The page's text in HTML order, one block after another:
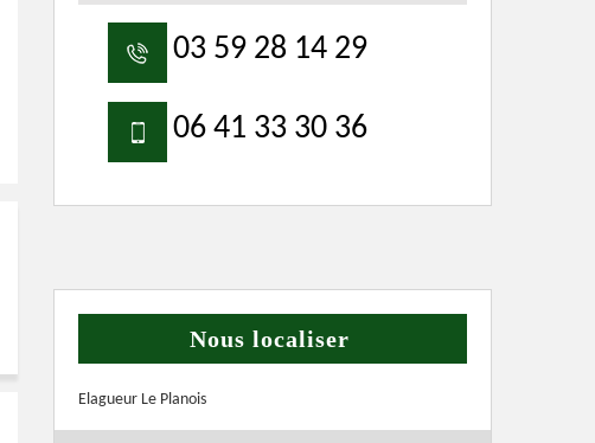
03 59 28 14 29
06 41 33 30 36
Nous localiser
Elagueur Le Planois